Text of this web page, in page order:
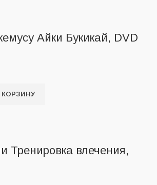
Айки Букикай, DVD
Тренировка влечения,